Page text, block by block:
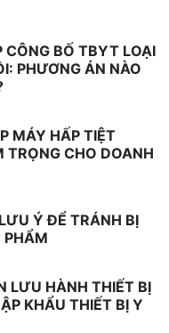
CÔNG BỐ TBYT LOẠI
PHƯƠNG ÁN NÀO
MÁY HẤP TIỆT
TRỌNG CHO DOANH
Ý ĐỂ TRÁNH BỊ
PHẨM
LƯU HÀNH THIẾT BỊ
KHẨU THIẾT BỊ Y